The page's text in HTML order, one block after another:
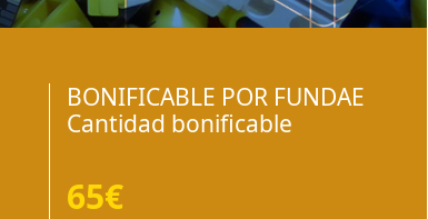
BONIFICABLE POR FUNDAE
Cantidad bonificable
65€